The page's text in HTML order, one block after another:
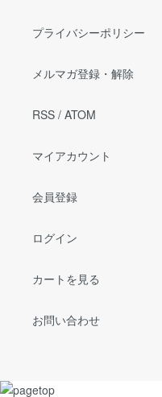
プライバシーポリシー
メルマガ登録・解除
RSS / ATOM
マイアカウント
会員登録
ログイン
カートを見る
お問い合わせ